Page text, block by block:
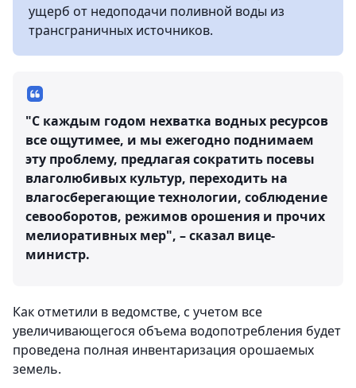
ущерб от недоподачи поливной воды из
трансграничных источников.
"С каждым годом нехватка водных ресурсов
все ощутимее, и мы ежегодно поднимаем
эту проблему, предлагая сократить посевы
влаголюбивых культур, переходить на
влагосберегающие технологии, соблюдение
севооборотов, режимов орошения и прочих
мелиоративных мер", – сказал вице-
министр.
Как отметили в ведомстве, с учетом все
увеличивающегося объема водопотребления будет
проведена полная инвентаризация орошаемых
земель.